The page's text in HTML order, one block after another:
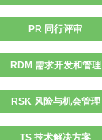
PR 同行评审
RDM 需求开发和管理
RSK 风险与机会管理